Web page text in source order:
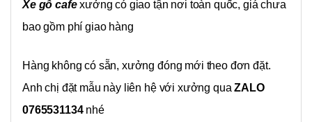
Xe gỗ cafexưởng có giao tận nơi toàn quốc, giá chưa
bao gồm phí giao hàng
Hàng không có sẵn, xưởng đóng mới theo đơn đặt.
Anh chị đặt mẫu này liên hệ với xưởng quaZALO
0765531134nhé